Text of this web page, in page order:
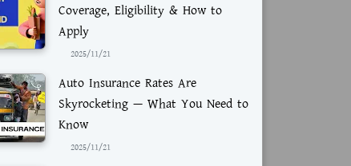
Coverage, Eligibility & How to
Apply
2025/11/21
Auto Insurance Rates Are
Skyrocketing — What You Need to
Know
2025/11/21